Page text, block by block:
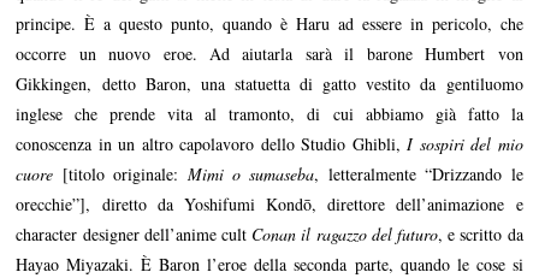
principe. È a questo punto, quando è Haru ad essere in pericolo, che
occorre un nuovo eroe. Ad aiutarla sarà il barone Humbert von
Gikkingen, detto Baron, una statuetta di gatto vestito da gentiluomo
inglese che prende vita al tramonto, di cui abbiamo già fatto la
conoscenza in un altro capolavoro dello Studio Ghibli,I sospiri del mio
cuore [titolo originale: Mimi o sumaseba, letteralmente “Drizzando le
orecchie”], diretto da Yoshifumi Kondō, direttore dell’animazione e
character designer dell’anime cult Conan il ragazzo del futuro, e scritto da
Hayao Miyazaki. È Baron l’eroe della seconda parte, quando le cose si